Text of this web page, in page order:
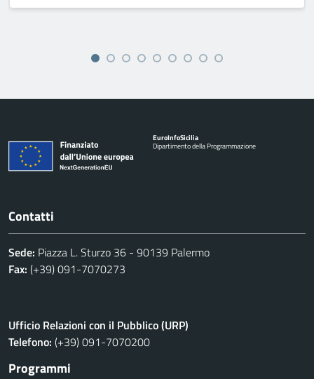
EuroInfoSicilia
Dipartimento della Programmazione
Contatti
Sede: Piazza L. Sturzo 36 - 90139 Palermo
Fax: (+39) 091-7070273
Ufficio Relazioni con il Pubblico (URP)
Telefono: (+39) 091-7070200
Programmi